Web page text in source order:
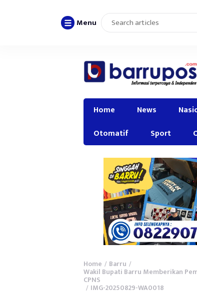
Menu
Home News
Otomatif
Sport
Home / Barru /
Wakil Bupati Barru Memberikan
CPNS
/ IMG-20250829-WA0018